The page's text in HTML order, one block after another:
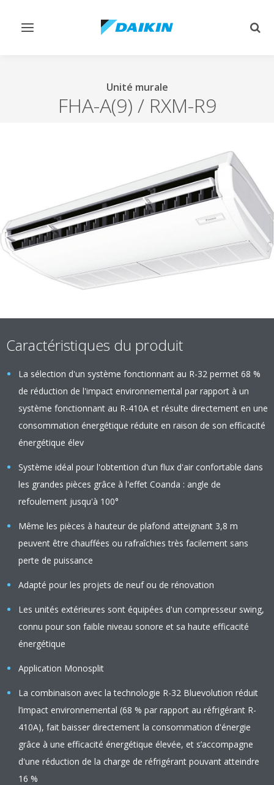
Afficher/masquer
Unité murale
FHA-A(9) / RXM-R9
Caractéristiques du produit
La sélection d'un système fonctionnant au R-32 permet 68 %
de réduction de l'impact environnemental par rapport à un
système fonctionnant au R-410A et résulte directement en une
consommation énergétique réduite en raison de son efficacité
énergétique élev
Système idéal pour l'obtention d'un flux d'air confortable dans
les grandes pièces grâce à l'effet Coanda : angle de
refoulement jusqu'à 100°
Même les pièces à hauteur de plafond atteignant 3,8 m
peuvent être chauffées ou rafraîchies très facilement sans
perte de puissance
Adapté pour les projets de neuf ou de rénovation
Les unités extérieures sont équipées d'un compresseur swing,
connu pour son faible niveau sonore et sa haute efficacité
énergétique
Application Monosplit
La combinaison avec la technologie R-32 Bluevolution réduit
l’impact environnemental (68 % par rapport au réfrigérant R-
410A), fait baisser directement la consommation d'énergie
grâce à une efficacité énergétique élevée, et s’accompagne
d'une réduction de la charge de réfrigérant pouvant atteindre
16 %